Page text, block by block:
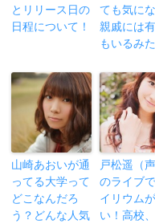
とリリース日の
日程について！
ても気にな
親戚には
もいるみ
山崎あおいが通
ってる大学って
どこなんだろ
う？どんな人気
戸松遥（声
のライブ
イリウム
い！高校